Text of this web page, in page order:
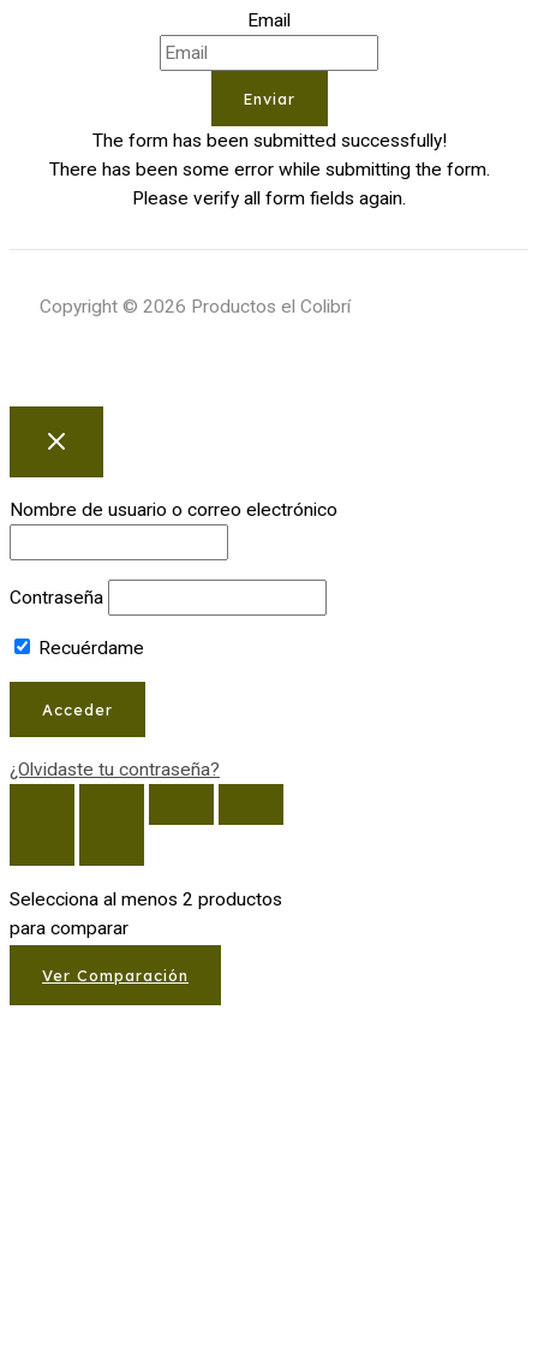
Email
Enviar
The form has been submitted successfully!
There has been some error while submitting the form.
Please verify all form fields again.
Copyright © 2026 Productos el Colibrí
Nombre de usuario o correo electrónico
Contraseña
Recuérdame
¿Olvidaste tu contraseña?
Selecciona al menos 2 productos
para comparar
Ver Comparación